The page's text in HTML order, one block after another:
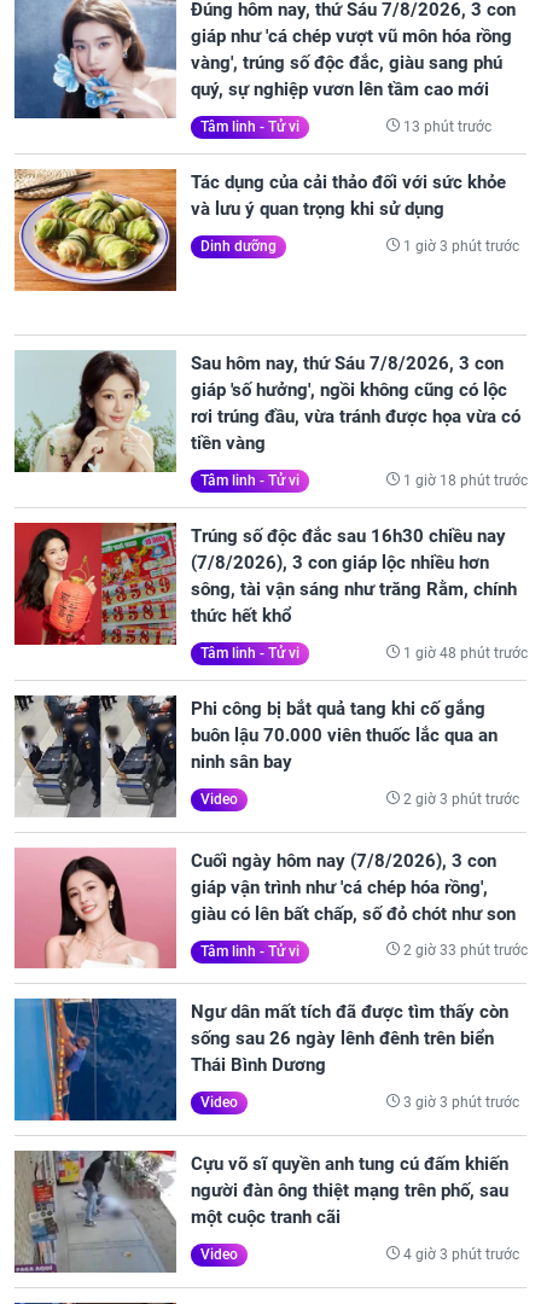
Đúng hôm nay, thứ Sáu 7/8/2026, 3 con
giáp như 'cá chép vượt vũ môn hóa rồng
vàng', trúng số độc đắc, giàu sang phú
quý, sự nghiệp vươn lên tầm cao mới
Tâm linh - Tử vi 13 phút trước
Tác dụng của cải thảo đối với sức khỏe
và lưu ý quan trọng khi sử dụng
Dinh dưỡng 1 giờ 3 phút trước
Sau hôm nay, thứ Sáu 7/8/2026, 3 con
giáp 'số hưởng', ngồi không cũng có lộc
rơi trúng đầu, vừa tránh được họa vừa có
tiền vàng
Tâm linh - Tử vi 1 giờ 18 phút trước
Trúng số độc đắc sau 16h30 chiều nay
(7/8/2026), 3 con giáp lộc nhiều hơn
sông, tài vận sáng như trăng Rằm, chính
thức hết khổ
Tâm linh - Tử vi 1 giờ 48 phút trước
Phi công bị bắt quả tang khi cố gắng
buôn lậu 70.000 viên thuốc lắc qua an
ninh sân bay
Video 2 giờ 3 phút trước
Cuối ngày hôm nay (7/8/2026), 3 con
giáp vận trình như 'cá chép hóa rồng',
giàu có lên bất chấp, số đỏ chót như son
Tâm linh - Tử vi 2 giờ 33 phút trước
Ngư dân mất tích đã được tìm thấy còn
sống sau 26 ngày lênh đênh trên biển
Thái Bình Dương
Video 3 giờ 3 phút trước
Cựu võ sĩ quyền anh tung cú đấm khiến
người đàn ông thiệt mạng trên phố, sau
một cuộc tranh cãi
Video 4 giờ 3 phút trước